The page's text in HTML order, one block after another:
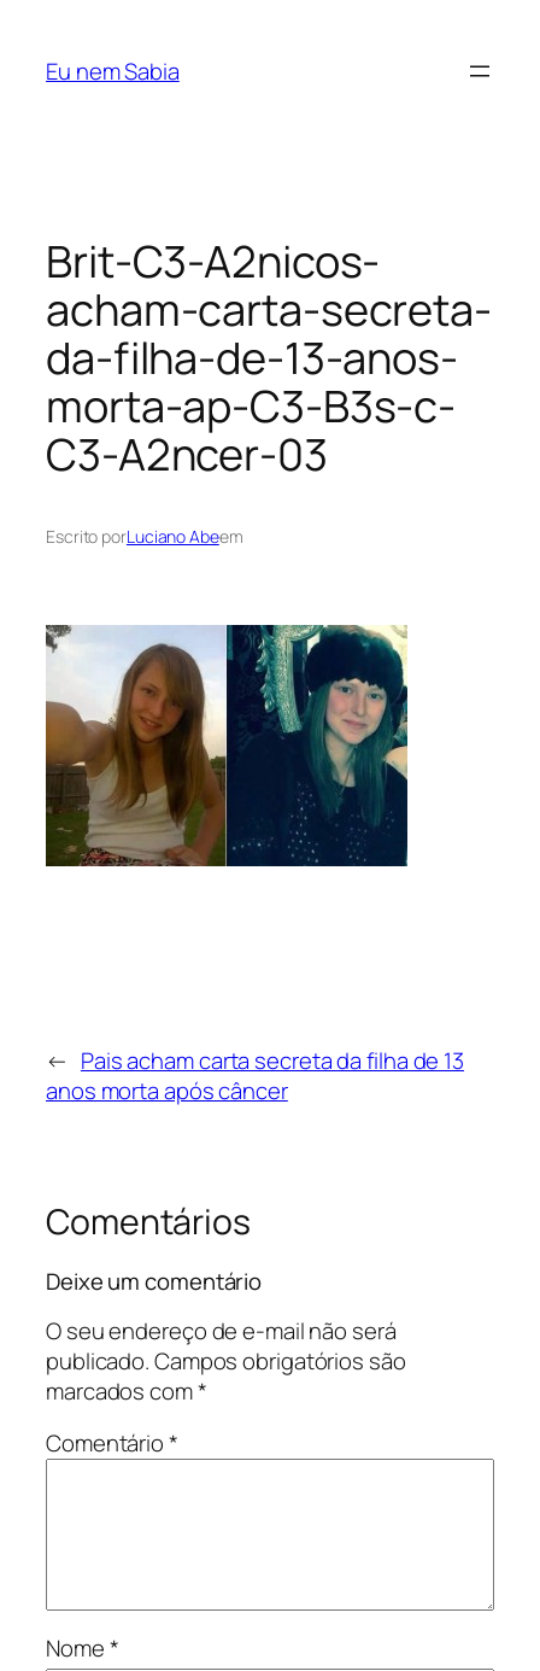
Eu nem Sabia
Brit-C3-A2nicos-
acham-carta-secreta-
da-filha-de-13-anos-
morta-ap-C3-B3s-c-
C3-A2ncer-03
Escrito porLuciano Abeem
← Pais acham carta secreta da filha de 13
anos morta após câncer
Comentários
Deixe um comentário
O seu endereço de e-mail não será
publicado.Campos obrigatórios são
marcados com*
Comentário*
Nome*